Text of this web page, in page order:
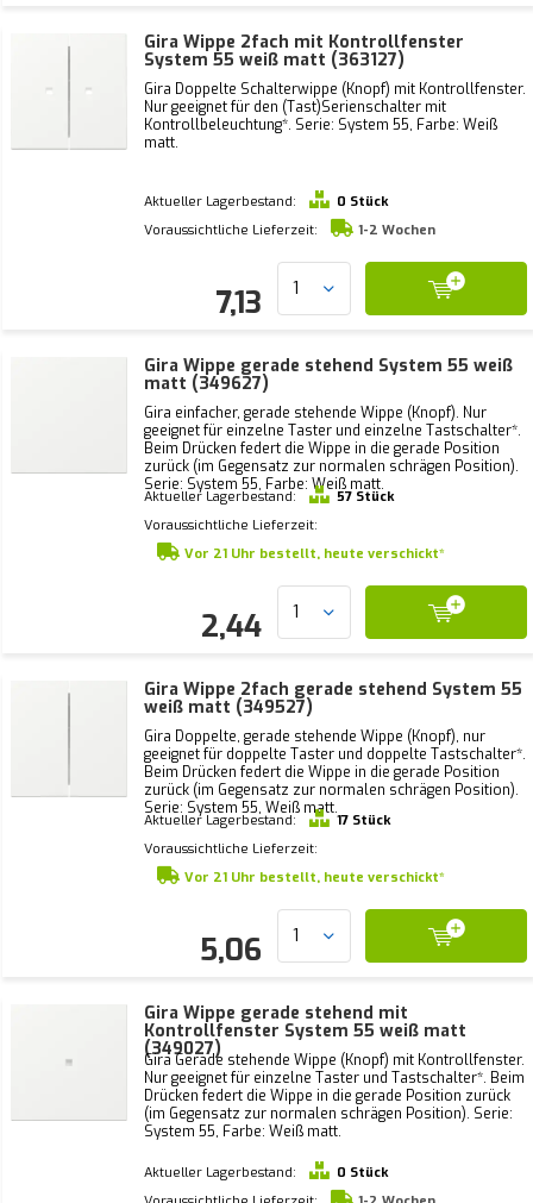
Gira Wippe 2fach mit Kontrollfenster
System 55 weiß matt (363127)
Gira Doppelte Schalterwippe (Knopf) mit Kontrollfenster.
Nur geeignet für den (Tast)Serienschalter mit
Kontrollbeleuchtung*. Serie: System 55, Farbe: Weiß
matt.
Aktueller Lagerbestand:
0 Stück
Voraussichtliche Lieferzeit:
1-2 Wochen
7,13
Gira Wippe gerade stehend System 55 weiß
matt (349627)
Gira einfacher, gerade stehende Wippe (Knopf). Nur
geeignet für einzelne Taster und einzelne Tastschalter*.
Beim Drücken federt die Wippe in die gerade Position
zurück (im Gegensatz zur normalen schrägen Position).
Serie: System 55, Farbe: Weiß matt.
Aktueller Lagerbestand:
57 Stück
Voraussichtliche Lieferzeit:
Vor 21 Uhr bestellt, heute verschickt*
2,44
Gira Wippe 2fach gerade stehend System 55
weiß matt (349527)
Gira Doppelte, gerade stehende Wippe (Knopf), nur
geeignet für doppelte Taster und doppelte Tastschalter*.
Beim Drücken federt die Wippe in die gerade Position
zurück (im Gegensatz zur normalen schrägen Position).
Serie: System 55, Weiß matt.
Aktueller Lagerbestand:
17 Stück
Voraussichtliche Lieferzeit:
Vor 21 Uhr bestellt, heute verschickt*
5,06
Gira Wippe gerade stehend mit
Kontrollfenster System 55 weiß matt
(349027)
Gira Gerade stehende Wippe (Knopf) mit Kontrollfenster.
Nur geeignet für einzelne Taster und Tastschalter*. Beim
Drücken federt die Wippe in die gerade Position zurück
(im Gegensatz zur normalen schrägen Position). Serie:
System 55, Farbe: Weiß matt.
Aktueller Lagerbestand:
0 Stück